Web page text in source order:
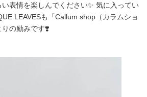
表情を楽しんでください✨ 気に入ってい
LEAVESも「Callum shop（カラムショ
りの励みです❣️